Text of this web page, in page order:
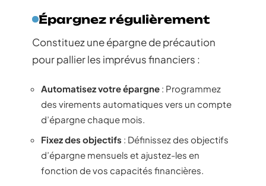
Épargnez régulièrement
Constituez une épargne de précaution
pour pallier les imprévus financiers :
Automatisez votre épargne : Programmez
des virements automatiques vers un compte
d’épargne chaque mois.
Fixez des objectifs : Définissez des objectifs
d’épargne mensuels et ajustez-les en
fonction de vos capacités financières.